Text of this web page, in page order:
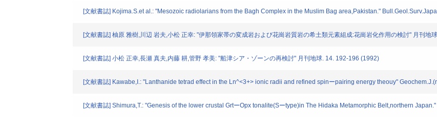
[文献書誌] Kojima.S.et al.: "Mesozoic radiolarians from the Bagh Complex in the Muslim Bag area,Pakistan."
[文献書誌] 柚原 雅樹,川辺 岩夫,小松 正幸: "伊那領家帯の変成岩および花崗岩質岩の希土類元素組成:花崗岩化作用の検討" 月刊地
[文献書誌] 小松 正幸,長瀬 真夫,内藤 耕,管野 孝美: "船津シア・ゾーンの再検討" 月刊地球. 14. 192-196 (1992)
[文献書誌] Kawabe,I.: "Lanthanide tetrad effect in the Ln^<3+> ionic radii and refined spinーpairing energy theouy"
[文献書誌] Shimura,T.: "Genesis of the lower crustal GrtーOpx tonalite(Sーtype)in The Hidaka Metamorphic Belt,northern